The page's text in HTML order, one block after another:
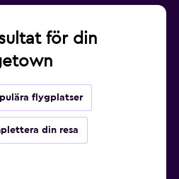
för din
flygplatser
din resa